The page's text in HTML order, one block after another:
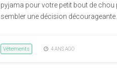
pyjama pour votre petit bout de chou
sembler une décision décourageante…
Vêtements 4 ANS AGO